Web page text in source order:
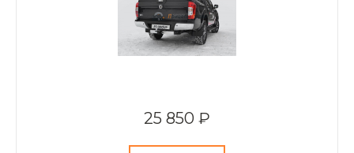
25 850 ₽